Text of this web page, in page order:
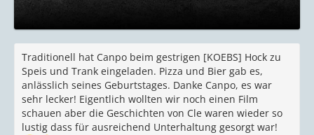
Traditionell hat Canpo beim gestrigen [KOEBS] Hock zu
Speis und Trank eingeladen. Pizza und Bier gab es,
anlässlich seines Geburtstages. Danke Canpo, es war
sehr lecker! Eigentlich wollten wir noch einen Film
schauen aber die Geschichten von Cle waren wieder so
lustig dass für ausreichend Unterhaltung gesorgt war!